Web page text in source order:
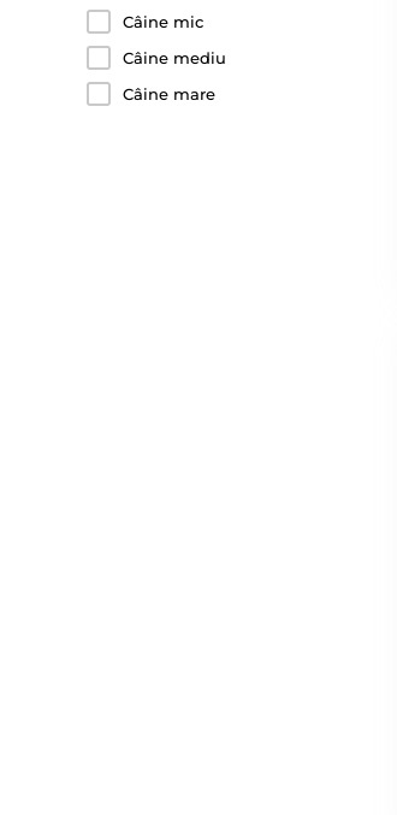
Câine mic
Câine mediu
Câine mare